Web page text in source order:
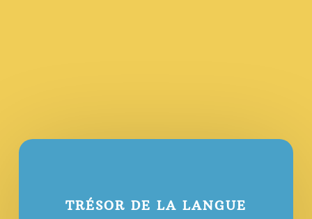
TRÉSOR DE LA LANGUE